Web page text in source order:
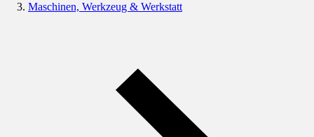
Maschinen, Werkzeug & Werkstatt